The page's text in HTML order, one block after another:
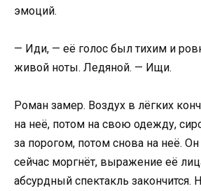
эмоций.
— Иди, — её голос был тихим и
живой ноты. Ледяной. — Ищи.
Роман замер. Воздух в лёгких
на неё, потом на свою одежду,
за порогом, потом снова на неё.
сейчас моргнёт, выражение её
абсурдный спектакль закончится.